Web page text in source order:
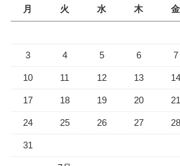
月
火 水 木 金
3 4 5 6 7
10 11 12 13 14
17 18 19 20 21
24 25 26 27 28
31